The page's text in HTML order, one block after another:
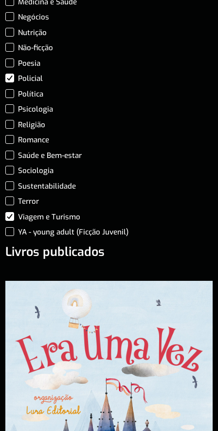
Negócios
Nutrição
Não-ficção
Poesia
Policial
Política
Psicologia
Religião
Romance
Saúde e Bem-estar
Sociologia
Sustentabilidade
Terror
Viagem e Turismo
YA - young adult (Ficção Juvenil)
Livros publicados